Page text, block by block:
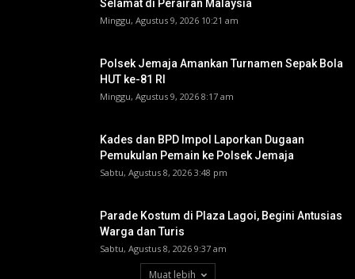
Selamat di Perairan Malaysia
Minggu, Agustus 9, 2026 10:21 am
Polsek Jemaja Amankan Turnamen Sepak Bola
HUT ke-81 RI ‎
Minggu, Agustus 9, 2026 8:17 am
Kades dan BPD Impol Laporkan Dugaan
Pemukulan Pemain ke Polsek Jemaja
Sabtu, Agustus 8, 2026 3:48 pm
Parade Kostum di Plaza Lagoi, Begini Antusias
Warga dan Turis
Sabtu, Agustus 8, 2026 9:37 am
Muat lebih